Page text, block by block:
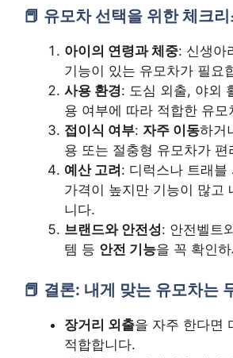
유모차 선택을 위한 체크
아이의 연령과 체중: 신생아
기능이 있는 유모차가 필요
사용 환경: 도심 외출, 야외
용 여부에 따라 적합한 유모
접이식 여부: 자주 이동하거
용 또는 절충형 유모차가 편
예산 고려 : 디럭스나 트래블
가격이 높지만 기능이 많고
니다.
브랜드와 안전성: 안전벨트
템 등 안전 기능을 꼭 확인
결론: 내게 맞는 유모차는
장거리 외출을 자주 한다면
적합합니다.